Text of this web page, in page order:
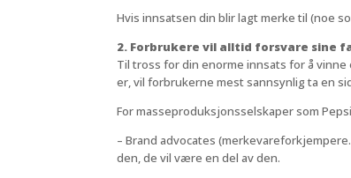
Hvis innsatsen din blir lagt merke til (noe
2. Forbrukere vil alltid forsvare sine
Til tross for din enorme innsats for å
er, vil forbrukerne mest sannsynlig ta en
For masseproduksjonsselskaper som
– Brand advocates
den, de vil være en del av den.